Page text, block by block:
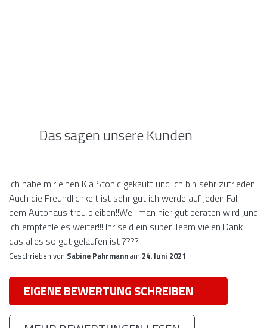
Das sagen unsere Kunden
Ich habe mir einen Kia Stonic gekauft und ich bin sehr zufrieden!
Auch die Freundlichkeit ist sehr gut ich werde auf jeden Fall
dem Autohaus treu bleiben!!Weil man hier gut beraten wird ,und
ich empfehle es weiter!!! Ihr seid ein super Team vielen Dank
das alles so gut gelaufen ist ????
Geschrieben von Sabine Pahrmannam 24. Juni 2021
EIGENE BEWERTUNG SCHREIBEN